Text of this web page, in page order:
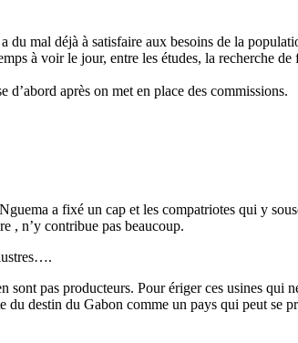
du mal déjà à satisfaire aux besoins de la
à voir le jour, entre les études, la recherche
d’abord après on met en place des commissions.
a fixé un cap et les compatriotes qui y
, n’y contribue pas beaucoup.
sont pas producteurs. Pour ériger ces usines qui
destin du Gabon comme un pays qui peut se